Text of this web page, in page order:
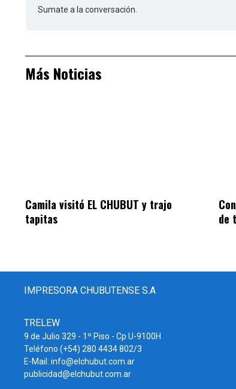
Sumate a la conversación.
Más Noticias
Camila visitó EL CHUBUT y trajo
tapitas
de
IMPRESORA CHUBUTENSE S.A
TRELEW
9 de Julio 329 - 1º Piso - Cp U-9100H
Teléfono (+54) 280 4434 802/3
E-Mail: info@elchubut.com.ar
publicidad@elchubut.com.ar